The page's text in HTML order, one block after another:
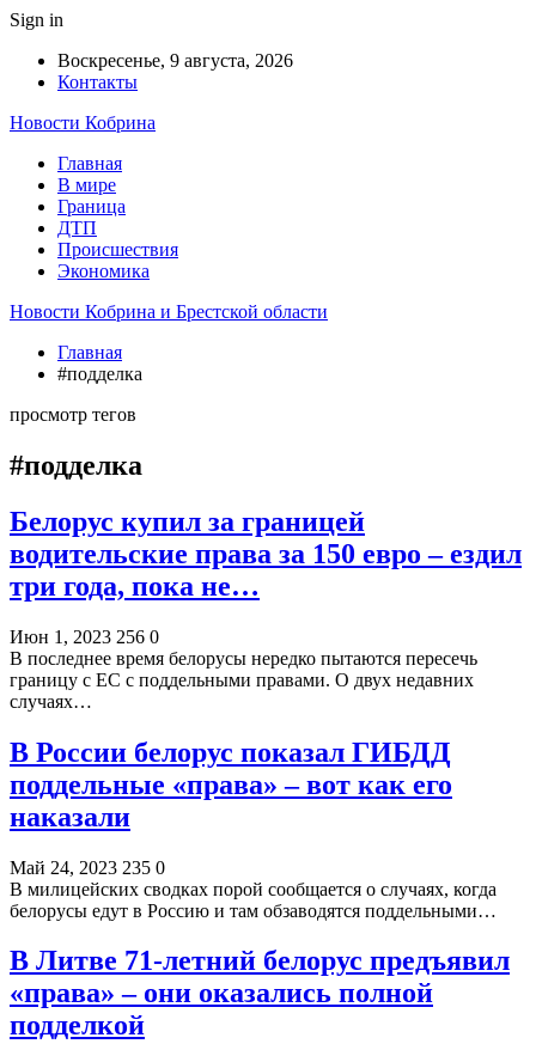
Sign in
Воскресенье, 9 августа, 2026
Контакты
Новости Кобрина
Главная
В мире
Граница
ДТП
Происшествия
Экономика
Новости Кобрина и Брестской области
Главная
#подделка
просмотр тегов
#подделка
Белорус купил за границей
водительские права за 150 евро – ездил
три года, пока не…
Июн 1, 2023 256 0
В последнее время белорусы нередко пытаются пересечь
границу с ЕС с поддельными правами. О двух недавних
случаях…
В России белорус показал ГИБДД
поддельные «права» – вот как его
наказали
Май 24, 2023 235 0
В милицейских сводках порой сообщается о случаях, когда
белорусы едут в Россию и там обзаводятся поддельными…
В Литве 71-летний белорус предъявил
«права» – они оказались полной
подделкой